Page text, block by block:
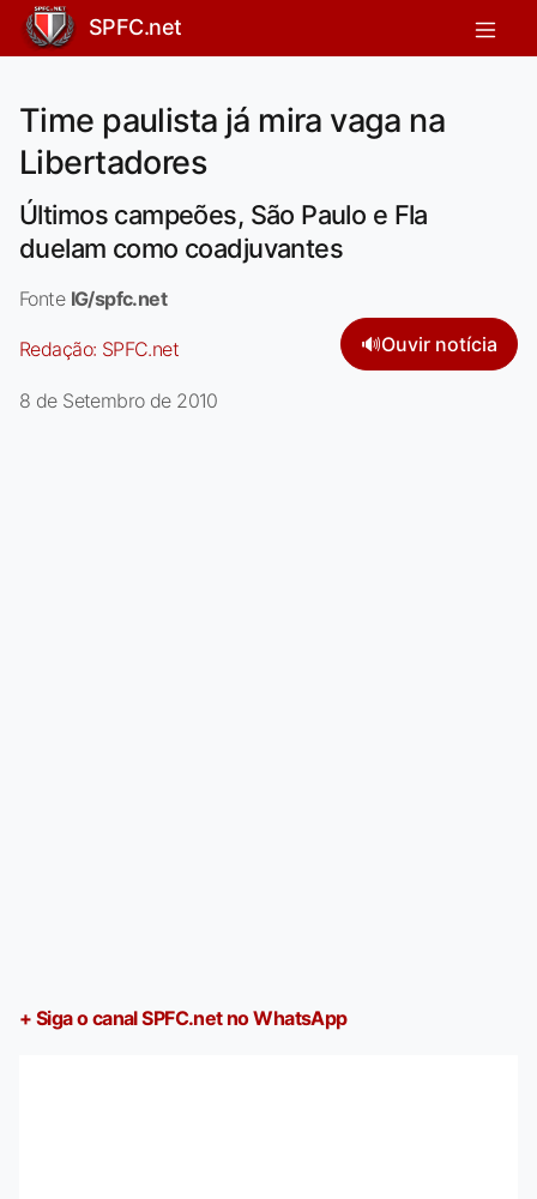
SPFC.net
Time paulista já mira vaga na
Libertadores
Últimos campeões, São Paulo e Fla
duelam como coadjuvantes
Fonte IG/spfc.net
Redação: SPFC.net 🔊Ouvir notícia
8 de Setembro de 2010
+ Siga o canal SPFC.net no WhatsApp